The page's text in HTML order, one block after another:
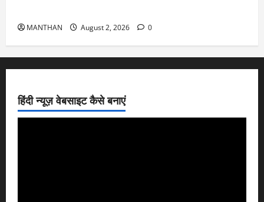
MANTHAN August 2, 2026 0
हिंदी न्यूज़ वेबसाइट कैसे बनाएं